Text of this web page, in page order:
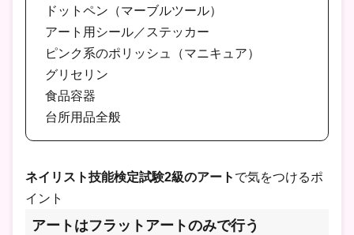
ドットペン（マーブルツール）
アート用シール／ステッカー
ピンク系のポリッシュ（マニキュア）
グリセリン
食品容器
台所用品全般
ネイリスト技能検定試験2級のアート で気をつけるポ
イント
アートはフラットアートのみで行う